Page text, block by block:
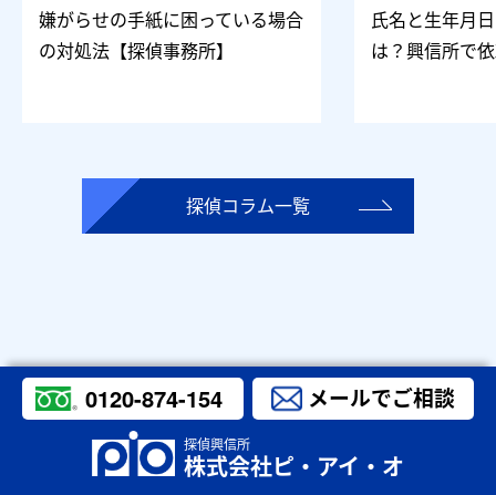
嫌がらせの手紙に困っている場合
の対処法【探偵事務所】
氏名と生年月
は？興信所で
探偵コラム一覧
0120-874-154 メールでご相談
探偵興信所
株式会社ピ・アイ・オ